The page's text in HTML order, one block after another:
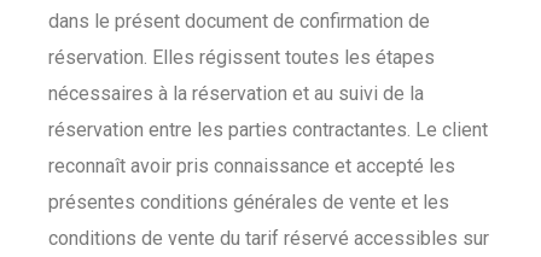
dans le présent document de confirmation de
réservation. Elles régissent toutes les étapes
nécessaires à la réservation et au suivi de la
réservation entre les parties contractantes. Le client
reconnaît avoir pris connaissance et accepté les
présentes conditions générales de vente et les
conditions de vente du tarif réservé accessibles sur